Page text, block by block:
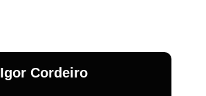
Estamparia Digital em Tecido
Emília